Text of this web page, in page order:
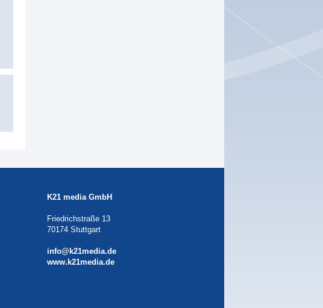
K21 media GmbH
Friedrichstraße 13
70174 Stuttgart
info@k21media.de
www.k21media.de